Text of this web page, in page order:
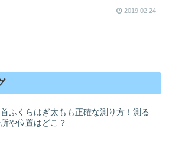
2019.02.24
首ふくらはぎ太もも正確な測り方！測る
や位置はどこ？